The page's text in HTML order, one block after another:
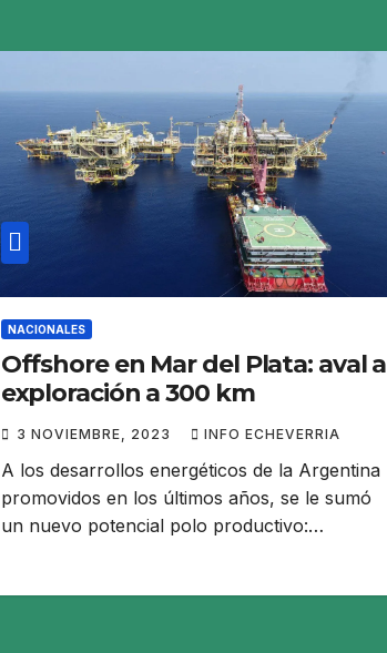
NACIONALES
Offshore en Mar del Plata: aval a
exploración a 300 km
3 NOVIEMBRE, 2023 INFO ECHEVERRIA
A los desarrollos energéticos de la Argentina
promovidos en los últimos años, se le sumó
un nuevo potencial polo productivo:…